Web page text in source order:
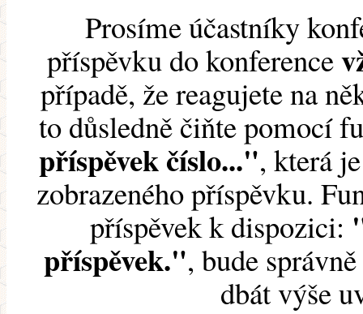
Prosíme účastníky
příspěvku do konference
případě, že reagujete na
to důsledně čiňte pomocí
příspěvek číslo...", která
zobrazeného příspěvku.
příspěvek k dispozici:
příspěvek.", bude
dbát výše